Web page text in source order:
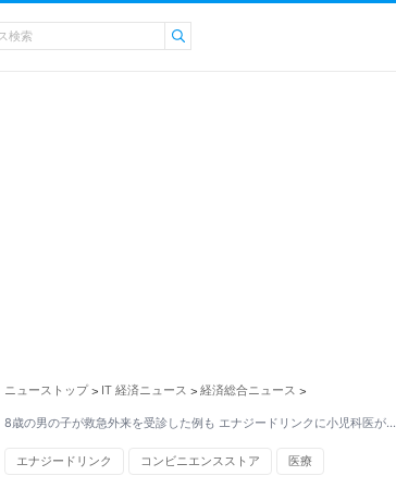
ニューストップ > IT 経済ニュース > 経済総合ニュース >
8歳の男の子が救急外来を受診した例も エナジードリンクに小児科医が…
エナジードリンク コンビニエンスストア 医療